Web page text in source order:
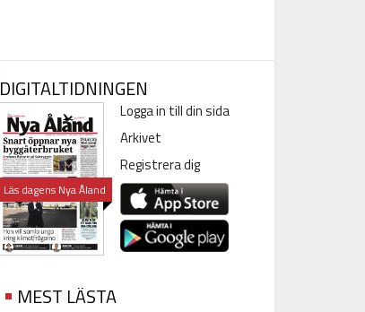
DIGITALTIDNINGEN
Läs dagens Nya Åland
Logga in till din sida
Arkivet
Registrera dig
MEST LÄSTA